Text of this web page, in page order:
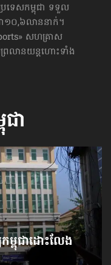
រទេសកម្ពុជា ទទួល
ា​១០,៦លាននាក់។
សហគ្រាស
ព្រលានយន្ដហោះ​ទាំង
ជា
ម្ពុជា​ដោះលែង​